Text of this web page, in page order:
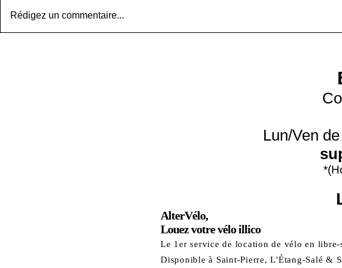
Rédigez un commentaire...
Lun/Ven
AlterVélo,
Louez votre vélo illico
Le 1er service de location de vélo en
Disponible à Saint-Pierre, L'Étang-Salé &